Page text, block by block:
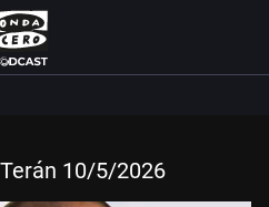
10/5/2026